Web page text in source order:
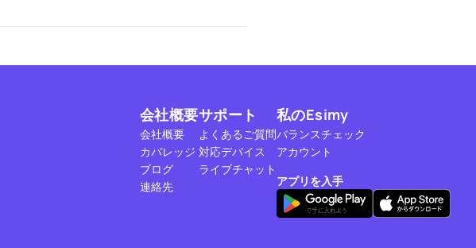
会社概要
会社概要
カバレッジ
ブログ
連絡先
サポート
よくあるご質問
対応デバイス
ライブチャット
私のEsimy
バランスチェック
アカウント
アプリを入手